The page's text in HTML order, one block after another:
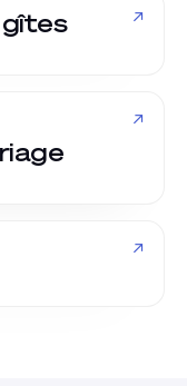
↗
↗
↗